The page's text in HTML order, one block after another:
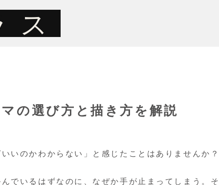
の選び方と描き方を解説
いのかわからない」と感じたことはありませんか
でいるはずなのに、なぜか手が止まってしまう。